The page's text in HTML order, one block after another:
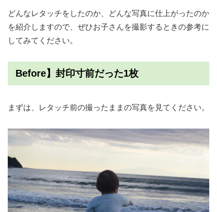
どんなレタッチをしたのか、どんな写真に仕上がったのか
を紹介しますので、ぜひお子さんを撮影するときの参考に
してみてください。
Before】封印寸前だった1枚
まずは、レタッチ前の撮ったままの写真を見てください。